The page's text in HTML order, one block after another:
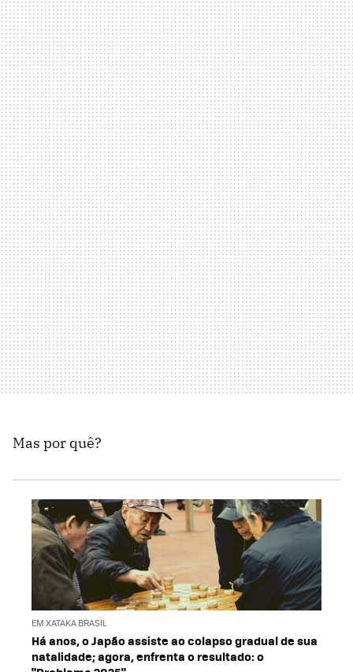
Mas por quê?
EM XATAKA BRASIL
Há anos, o Japão assiste ao colapso gradual de sua
natalidade; agora, enfrenta o resultado: o